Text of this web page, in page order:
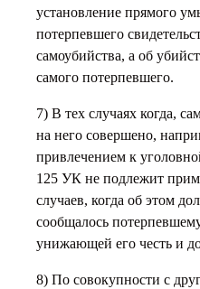
установление прямого
потерпевшего
самоубийства, а об
самого потерпевшего.
7) В тех случаях когда,
на него совершено,
привлечением к
125 УК не подлежит
случаев, когда об этом
сообщалось
унижающей его честь и
8) По совокупности с